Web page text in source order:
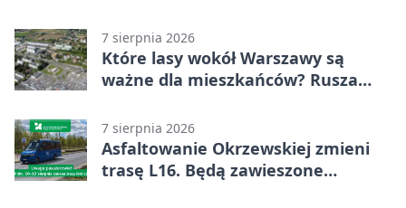
7 sierpnia 2026
Które lasy wokół Warszawy są
ważne dla mieszkańców? Rusza
7 sierpnia 2026
Asfaltowanie Okrzewskiej zmieni
trasę L16. Będą zawieszone